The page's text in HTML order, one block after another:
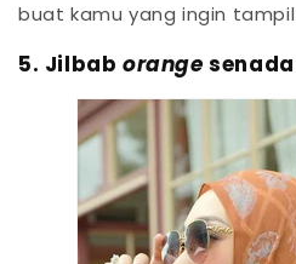
buat kamu yang ingin
5. Jilbab orange senada